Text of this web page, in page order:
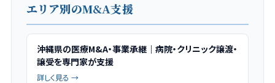
エリア別のM&A支援
沖縄県の医療M&A・事業承継｜病院・クリニック譲渡・
譲受を専門家が支援
詳しく見る →